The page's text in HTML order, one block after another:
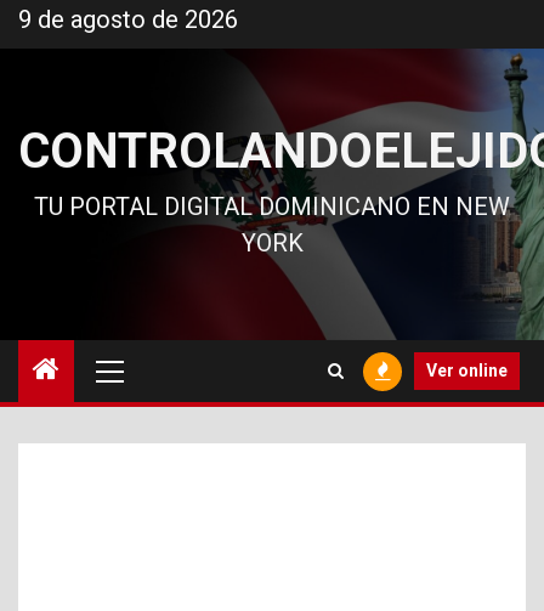
al
9 de agosto de 2026
TU PORTAL DIGITAL DOMINICANO EN NEW
YORK
principal
Ver online